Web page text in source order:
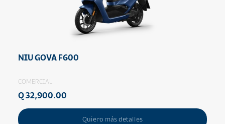
NIU GOVA F600
COMERCIAL
Q 32,900.00
Quiero más detalles